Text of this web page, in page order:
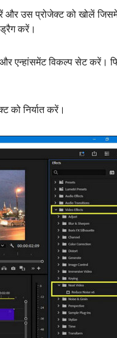
और उस प्रोजेक्ट को खोलें जिसमें
करें।
एन्हांसमेंट विकल्प सेट करें।
को निर्यात करें।